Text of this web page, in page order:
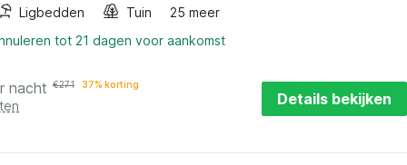
Ligbedden Tuin
25 meer
tot 21 dagen voor aankomst
nacht €271 37% korting
Details bekijken